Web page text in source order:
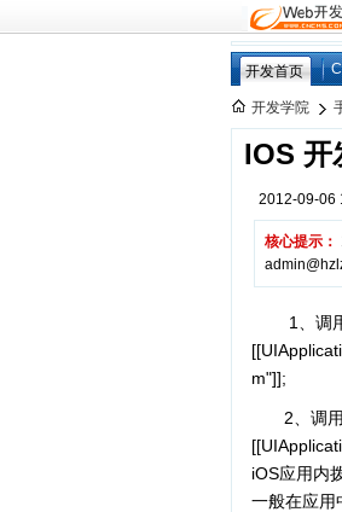
开发首页
开发学院
IOS 开
2012-09-06
核心提示：
1、调
m"]];
2、调
iOS应用内
一般在应用